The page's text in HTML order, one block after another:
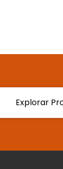
Explorar